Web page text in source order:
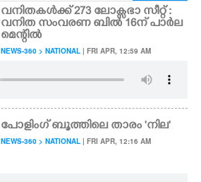
വനിതകൾക്ക് 273 ലോക്സഭാ സീറ്റ് :
വനിത സംവരണ ബിൽ 16ന് പാർല
മെന്റിൽ
NEWS-360 > NATIONAL | FRI APR, 12:59 AM
പോളിംഗ് ബൂത്തിലെ താരം 'നില'
NEWS-360 > NATIONAL | FRI APR, 12:16 AM